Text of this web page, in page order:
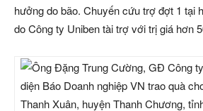
hưởng do bão. Chuyến cứu trợ đợt 1 tại
do Công ty Uniben tài trợ với trị giá hơn